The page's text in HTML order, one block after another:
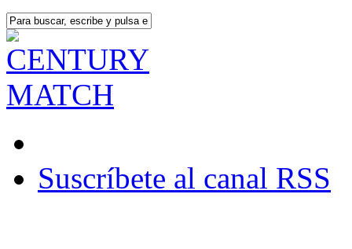
Suscríbete al canal RSS